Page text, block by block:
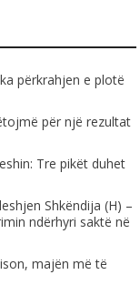
përkrahjen e plotë
për një rezultat
Tre pikët duhet
Shkëndija (H) –
ndërhyri saktë në
majën më të